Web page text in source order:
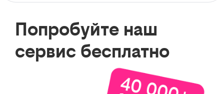
Попробуйте наш
сервис бесплатно